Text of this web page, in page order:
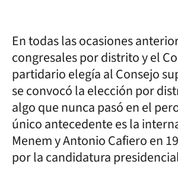
En todas las ocasiones
congresales por distrito y el
partidario elegía al Consejo
se convocó la elección por
algo que nunca pasó en el
único antecedente es la
Menem y Antonio Cafiero en
por la candidatura